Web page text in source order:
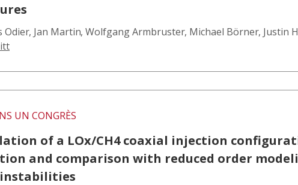
Odier, Jan Martin, Wolfgang Armbruster, Michael Börner, Justin
UN CONGRÈS
of a LOx/CH4 coaxial injection
and comparison with reduced order